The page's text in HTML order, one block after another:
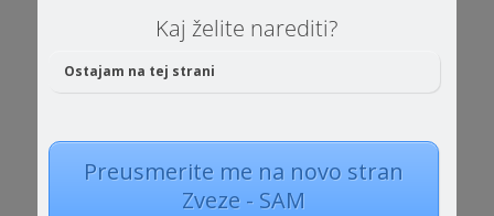
Kaj želite narediti?
Ostajam na tej strani
Preusmerite me na novo stran
Zveze - SAM